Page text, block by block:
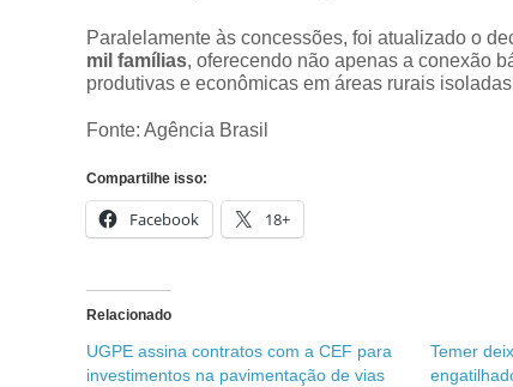
Paralelamente às concessões, foi atualizado o
mil famílias, oferecendo não apenas a conexão
produtivas e econômicas em áreas rurais
Fonte: Agência Brasil
Compartilhe isso:
Facebook 18+
Relacionado
UGPE assina contratos com a CEF para
investimentos na pavimentação de vias
Temer